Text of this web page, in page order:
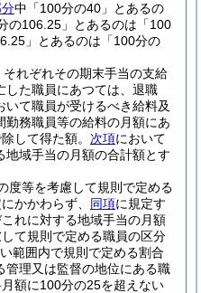
中「100分の40」とあるの
の106.25」とあるのは「100
」とあるのは「100分の
れぞれその期末手当の支給
した職員にあつては、退職
いて職員が受けるべき給料及
勤務職員等の給料の月額にあ
して得た額。 次項において
地域手当の月額の合計額とす
度等を考慮して規則で定める
かかわらず、 同項に規定す
れに対する地域手当の月額
て規則で定める職員の区分
範囲内で規則で定める割合
管理又は監督の地位にある職
額に100分の25を超えない